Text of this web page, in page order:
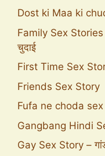
Dost ki Maa ki
Family Sex Stories
चुदाई
First Time Sex
Friends Sex Story
Fufa ne choda
Gangbang Hindi
Gay Sex Story – गांड